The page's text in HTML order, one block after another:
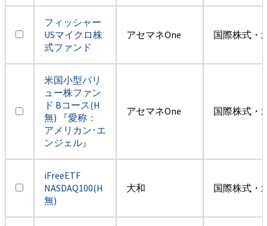
フィッシャー
USマイクロ株
式ファンド
アセマネOne 国際株式・
米国小型バリ
ュー株ファン
ド Bコース(H
無) 『愛称：
アメリカン･エ
ンジェル』
アセマネOne 国際株式・
iFreeETF
NASDAQ100(H
無)
大和 国際株式・